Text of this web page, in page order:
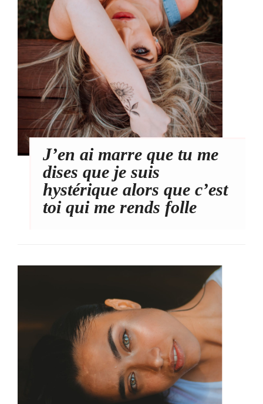
J’en ai marre que tu me
dises que je suis
hystérique alors que c’est
toi qui me rends folle